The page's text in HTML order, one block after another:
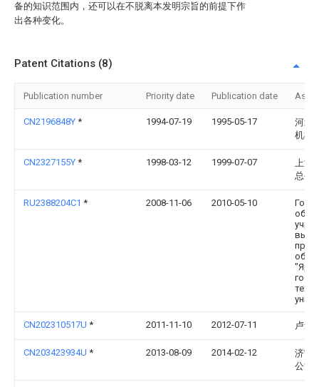
备的知识范围内，还可以在不脱离本发明宗旨的前提下作
出各种变化。
Patent Citations (8)
Publication number Priority date Publication date
CN2196848Y * 1994-07-19 1995-05-17
河北
机械
CN2327155Y * 1998-03-12 1999-07-07
上海
总公
RU2388204C1 * 2008-11-06 2010-05-10
CN202310517U * 2011-11-10 2012-07-11 卢进
CN203423934U * 2013-08-09 2014-02-12
济宁
公司